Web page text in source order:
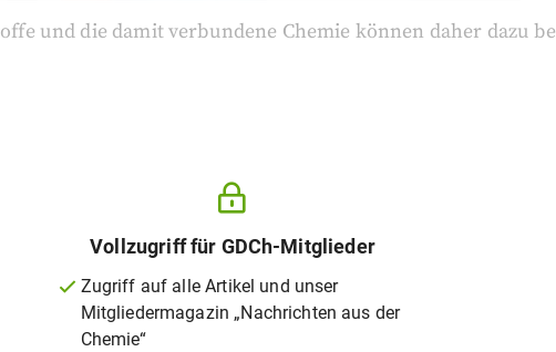
und die damit verbundene Chemie können daher dazu be
Vollzugriff für GDCh-Mitglieder
Zugriff auf alle Artikel und unser
Mitgliedermagazin „Nachrichten aus der
Chemie“